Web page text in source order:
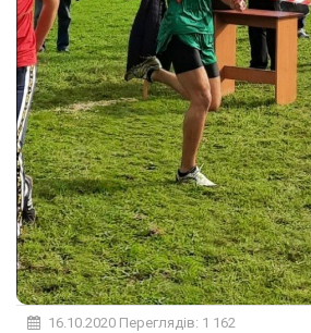
16.10.2020 Переглядів: 1 162